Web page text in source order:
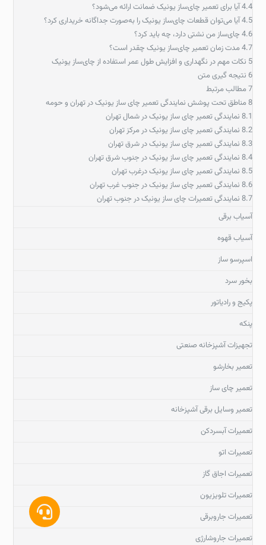
4.4آیا برای تعمیر چای‌ساز یونیک ضمانت ارائه می‌شود؟
4.5آیا می‌توان قطعات چای‌ساز یونیک را به‌صورت جداگانه خریداری کرد؟
4.6 چای‌ساز من نشتی دارد، چه باید کرد؟
4.7مدت زمان تعمیر چای‌ساز یونیک چقدر است؟
5 نکات مهم در نگهداری و افزایش طول عمر استفاده از چای‌ساز یونیک
6 نتیجه گیری متن
7مطالب مرتبط
8مناطق تحت پوشش نمایندگی تعمیر چای ساز یونیک در تهران و حومه
8.1 نمایندگی تعمیر چای ساز یونیک در شمال تهران
8.2 نمایندگی تعمیر چای ساز یونیک در مرکز تهران
8.3 نمایندگی تعمیر چای ساز یونیک در شرق تهران
8.4 نمایندگی تعمیر چای ساز یونیک در جنوب شرق تهران
8.5 نمایندگی تعمیر چای ساز یونیک درغرب تهران
8.6 نمایندگی تعمیر چای ساز یونیک در جنوب غرب تهران
8.7 نمایندگی تعمیرات چای ساز یونیک در جنوب تهران
آسیاب برقی
آسیاب قهوه
اسپرسو ساز
بخور سرد
پکیج و رادیاتور
پنکه
تجهیزات آشپزخانه صنعتی
تعمیر بخارشو
تعمیر چای ساز
تعمیر وسایل برقی آشپزخانه
تعمیرات آبسردکن
تعمیرات اتو
تعمیرات اجاق گاز
تعمیرات تلویزیون
تعمیرات جاروبرقی
تعمیرات جاروشارژی